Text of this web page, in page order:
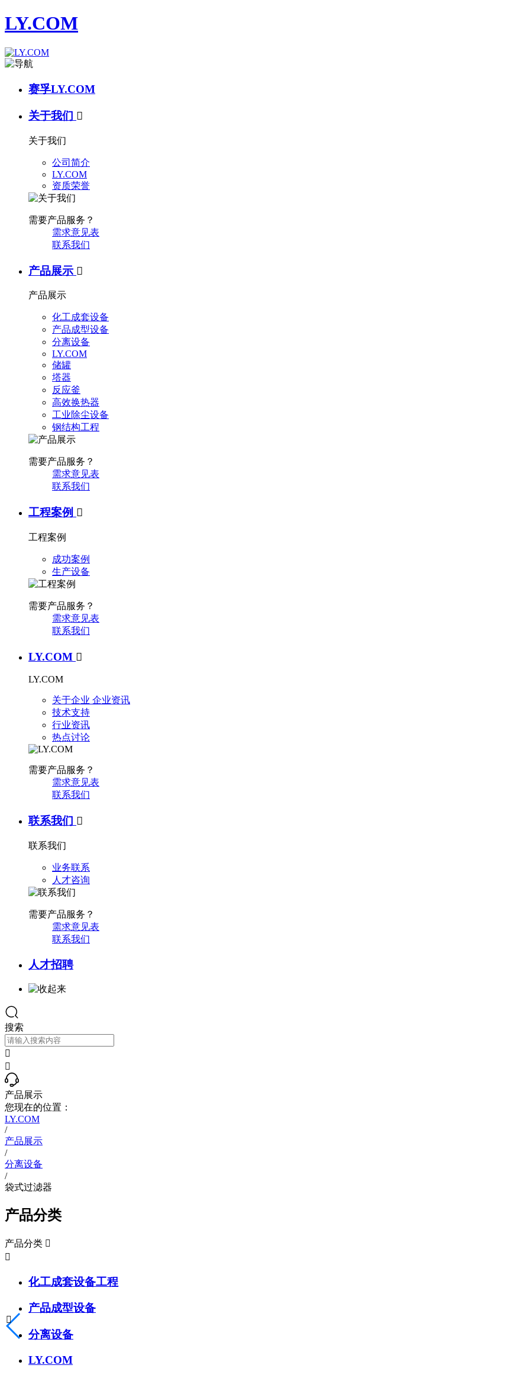
LY.COM
赛孚LY.COM
关于我们 
关于我们
公司简介
LY.COM
资质荣誉
需要产品服务？
需求意见表
联系我们
产品展示 
产品展示
化工成套设备
产品成型设备
分离设备
LY.COM
储罐
塔器
反应釜
高效换热器
工业除尘设备
钢结构工程
需要产品服务？
需求意见表
联系我们
工程案例 
工程案例
成功案例
生产设备
需要产品服务？
需求意见表
联系我们
LY.COM 
LY.COM
关于企业 企业资讯
技术支持
行业资讯
热点讨论
需要产品服务？
需求意见表
联系我们
联系我们 
联系我们
业务联系
人才咨询
需要产品服务？
需求意见表
联系我们
人才招聘
搜索


产品展示
您现在的位置：
LY.COM
/
产品展示
/
分离设备
/
袋式过滤器
产品分类
产品分类 

化工成套设备工程
产品成型设备
分离设备
LY.COM
